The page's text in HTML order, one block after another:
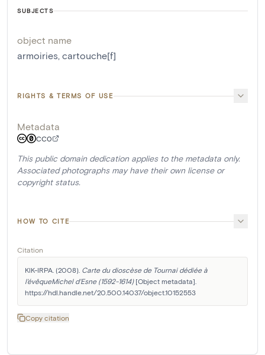
SUBJECTS
object name
armoiries, cartouche[f]
RIGHTS & TERMS OF USE
Metadata
CC0
This public domain dedication applies to the metadata only.
Associated photographs may have their own license or
copyright status.
HOW TO CITE
Citation
KIK-IRPA. (2008). Carte du dioscèse de Tournai dédiée à
l'évêqueMichel d'Esne (1592-1614) [Object metadata].
https://hdl.handle.net/20.500.14037/object.10152553
Copy citation